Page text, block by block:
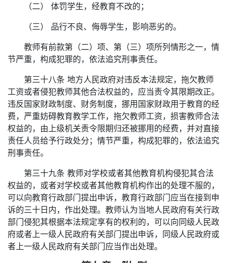
（二） 体罚学生，经教育不改的；
（三） 品行不良、侮辱学生，影响恶劣的。
教师有前款第（二）项、第（三）项所列情形之一，情
节严重，构成犯罪的，依法追究刑事责任。
第三十八条 地方人民政府对违反本法规定，拖欠教师
工资或者侵犯教师其他合法权益的，应当责令其限期改正。
违反国家财政制度、财务制度，挪用国家财政用于教育的经
费，严重妨碍教育教学工作，拖欠教师工资，损害教师合法
权益的，由上级机关责令限期归还被挪用的经费，并对直接
责任人员给予行政处分；情节严重，构成犯罪的，依法追究
刑事责任。
第三十九条 教师对学校或者其他教育机构侵犯其合法
权益的，或者对学校或者其他教育机构作出的处理不服的，
可以向教育行政部门提出申诉，教育行政部门应当在接到申
诉的三十日内，作出处理。教师认为当地人民政府有关行政
部门侵犯其根据本法规定享有的权利的，可以向同级人民政
府或者上一级人民政府有关部门提出申诉，同级人民政府或
者上一级人民政府有关部门应当作出处理。